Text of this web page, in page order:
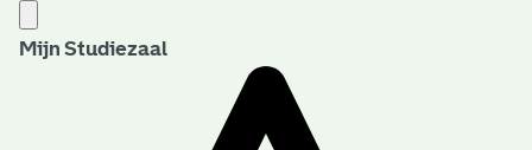
Mijn Studiezaal